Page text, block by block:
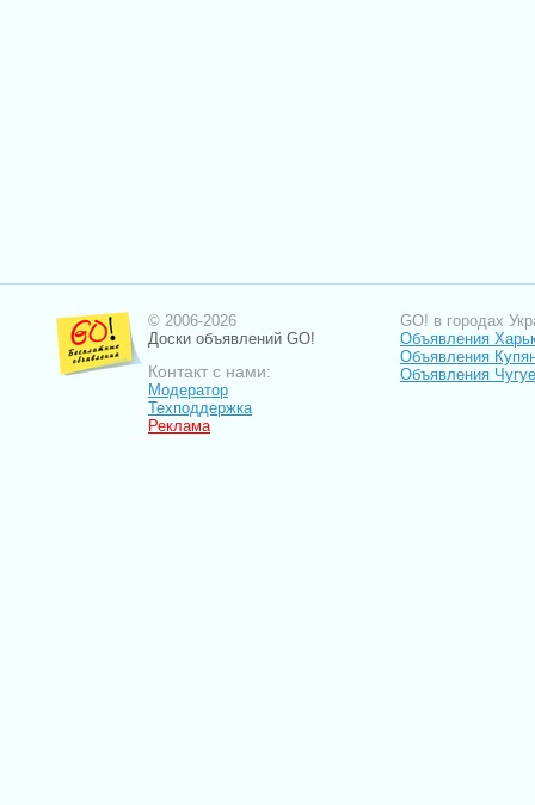
© 2006-2026
Доски объявлений GO!
Контакт с нами:
Модератор
Техподдержка
Реклама
GO! в городах
Объявления
Объявления
Объявления